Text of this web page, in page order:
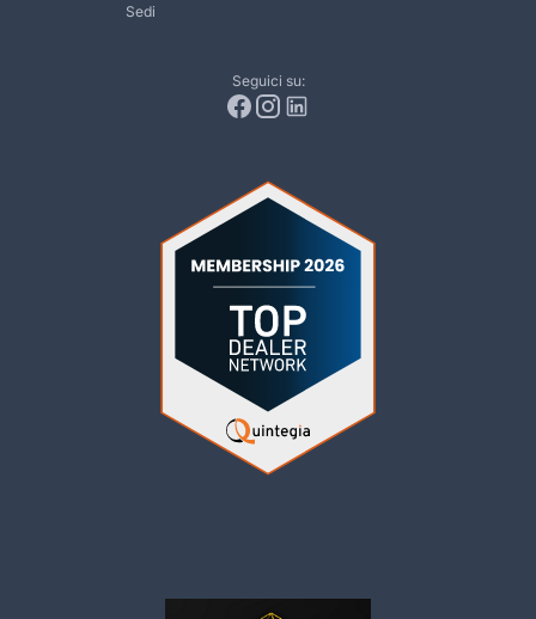
Sedi
Seguici su: